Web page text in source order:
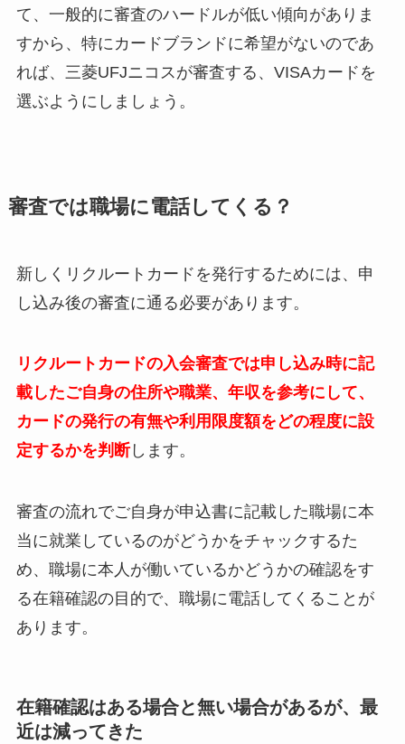
て、一般的に審査のハードルが低い傾向がありま
すから、特にカードブランドに希望がないのであ
れば、三菱UFJニコスが審査する、VISAカードを
選ぶようにしましょう。
審査では職場に電話してくる？
新しくリクルートカードを発行するためには、申
し込み後の審査に通る必要があります。
リクルートカードの入会審査では申し込み時に記
載したご自身の住所や職業、年収を参考にして、
カードの発行の有無や利用限度額をどの程度に設
定するかを判断します。
審査の流れでご自身が申込書に記載した職場に本
当に就業しているのがどうかをチャックするた
め、職場に本人が働いているかどうかの確認をす
る在籍確認の目的で、職場に電話してくることが
あります。
在籍確認はある場合と無い場合があるが、最
近は減ってきた